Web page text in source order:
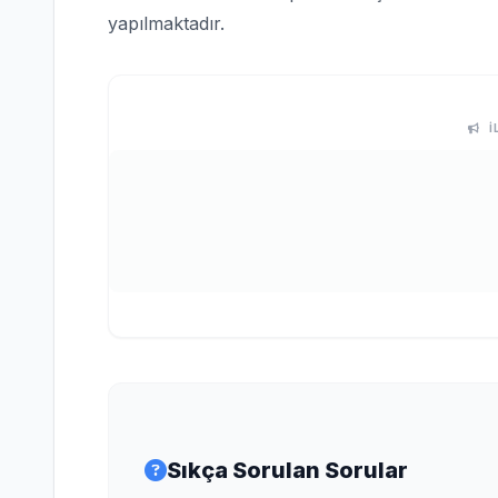
yapılmaktadır.
Sıkça Sorulan Sorular